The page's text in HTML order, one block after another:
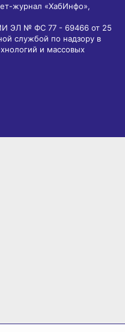
журнал «ХабИнфо»,
ЭЛ № ФС 77 - 69466 от 25
службой по надзору в
и массовых